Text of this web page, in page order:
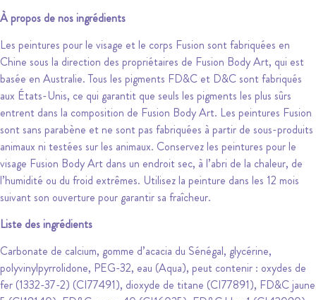
À propos de nos ingrédients
Les peintures pour le visage et le corps Fusion sont fabriquées en
Chine sous la direction des propriétaires de Fusion Body Art, qui est
basée en Australie. Tous les pigments FD&C et D&C sont fabriqués
aux États-Unis, ce qui garantit que seuls les pigments les plus sûrs
entrent dans la composition de Fusion Body Art. Les peintures Fusion
sont sans parabène et ne sont pas fabriquées à partir de sous-produits
animaux ni testées sur les animaux. Conservez les peintures pour le
visage Fusion Body Art dans un endroit sec, à l’abri de la chaleur, de
l’humidité ou du froid extrêmes. Utilisez la peinture dans les 12 mois
suivant son ouverture pour garantir sa fraîcheur.
Liste des ingrédients
Carbonate de calcium, gomme d’acacia du Sénégal, glycérine,
polyvinylpyrrolidone, PEG-32, eau (Aqua), peut contenir : oxydes de
fer (1332-37-2) (CI77491), dioxyde de titane (CI77891), FD&C jaune